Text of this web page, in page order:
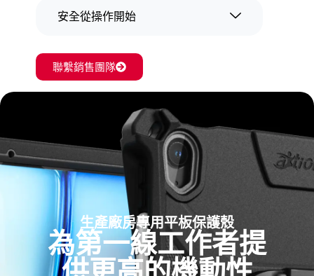
安全從操作開始
聯繫銷售團隊
生產廠房專用平板保護殼
為第一線工作者提